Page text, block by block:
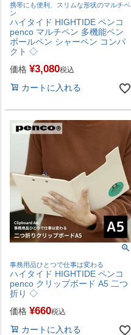
携帯にも便利、スリムな形状のマルチペ
ン
ハイタイド HIGHTIDE ペンコ
penco マルチペン 多機能ペン
ボールペン シャーペン コンパ
クト ◇
価格 ¥3,080税込
カートに入れる
事務用品ひとつで仕事は変わる
ハイタイド HIGHTIDE ペンコ
penco クリップボード A5 二つ
折り ◇
価格 ¥660税込
カートに入れる